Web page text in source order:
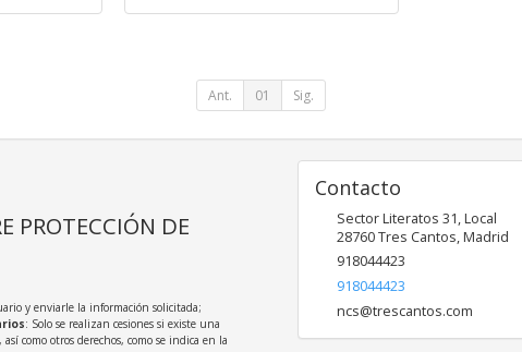
Ant. 01 Sig.
PROTECCIÓN DE
y enviarle la información solicitada;
: Solo se realizan cesiones si existe una
como otros derechos, como se indica en la
Contacto
Sector Literatos 31, Local
28760Tres Cantos,Madrid
918044423
918044423
ncs@trescantos.com